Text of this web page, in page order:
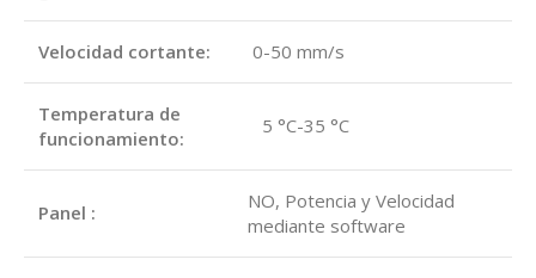
Velocidad cortante: 0-50 mm/s
Temperatura de
funcionamiento:
5 °C-35 °C
Panel :
NO, Potencia y Velocidad
mediante software